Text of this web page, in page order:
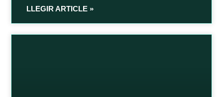
LLEGIR ARTICLE »